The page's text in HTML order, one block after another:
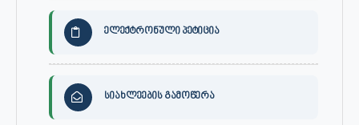
ელექტრონული პეტიცია
სიახლეების გამოწერა